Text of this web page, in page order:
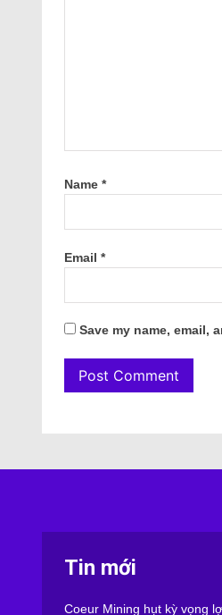
Name *
Email *
Save my name, email,
Tin mới
Coeur Mining hụt kỳ vọng